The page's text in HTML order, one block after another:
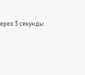
3 секунды